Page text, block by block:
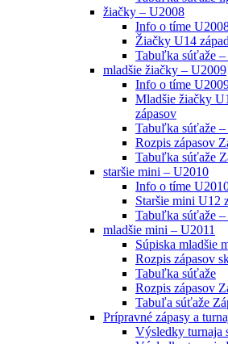
žiačky – U2008
Info o tíme
Žiačky U14
Tabuľka súťaže
mladšie žiačky – U2009
Info o tíme
Mladšie žiačky
zápasov
Tabuľka súťaže
Rozpis zápasov
Tabuľka súťaže
staršie mini – U2010
Info o tíme
Staršie mini U12
Tabuľka súťaže
mladšie mini – U2011
Súpiska mladšie
Rozpis zápasov
Tabuľka súťaže
Rozpis zápasov
Tabuľa súťaže
Prípravné zápasy a
Výsledky turnaja